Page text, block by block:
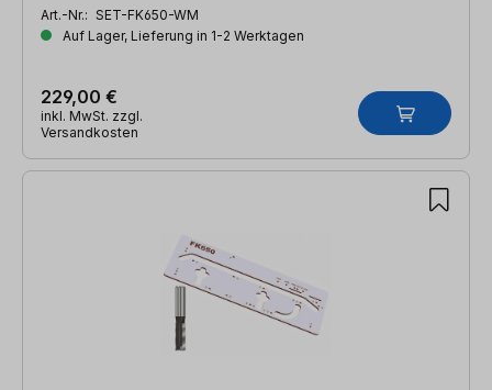
Art.-Nr.: SET-FK650-WM
Auf Lager, Lieferung in 1-2 Werktagen
229,00 €
inkl. MwSt. zzgl.
Versandkosten